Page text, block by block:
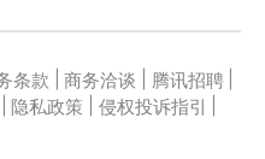
，关闭后，应用处于后台
。
条款 商务洽谈 腾讯招聘
隐私政策 侵权投诉指引